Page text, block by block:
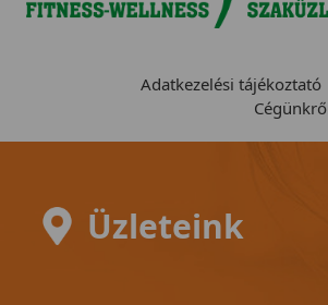
Adatkezelési tájékoztató
Üzleteink